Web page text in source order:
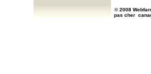
© 2008
pas cher